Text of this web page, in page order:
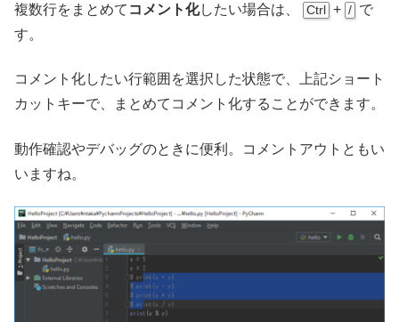
複数行をまとめて コメント化したい場合は、 Ctrl + / で
す。
コメント化したい行範囲を選択した状態で、上記ショート
カットキーで、まとめてコメント化することができます。
動作確認やデバッグのときに便利。コメントアウトともい
いますね。